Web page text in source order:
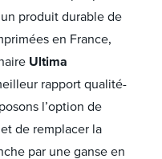
produit durable de
en France,
Ultima
rapport qualité-
l’option de
de remplacer la
par une ganse en